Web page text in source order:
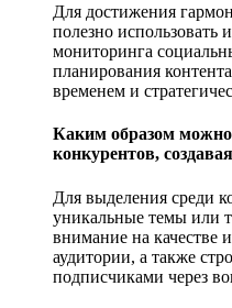
Для достижения
полезно использовать
мониторинга
планирования
временем и
Каким образом
конкурентов,
Для выделения среди
уникальные темы или
внимание на качестве
аудитории, а также
подписчиками через